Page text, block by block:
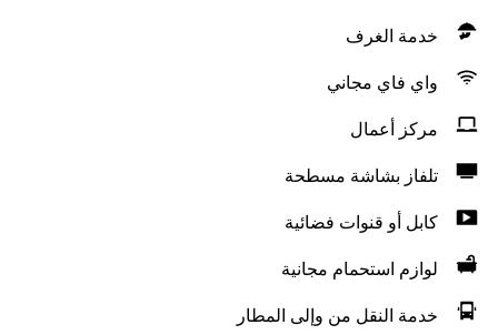
خدمة الغرف
واي فاي مجاني
مركز أعمال
تلفاز بشاشة مسطحة
كابل أو قنوات فضائية
لوازم استحمام مجانية
خدمة النقل من وإلى المطار